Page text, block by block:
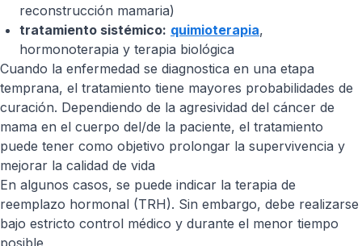
reconstrucción mamaria)
tratamiento sistémico: quimioterapia,
hormonoterapia y terapia biológica
Cuando la enfermedad se diagnostica en una etapa
temprana, el tratamiento tiene mayores probabilidades de
curación. Dependiendo de la agresividad del cáncer de
mama en el cuerpo del/de la paciente, el tratamiento
puede tener como objetivo prolongar la supervivencia y
mejorar la calidad de vida
En algunos casos, se puede indicar la terapia de
reemplazo hormonal (TRH). Sin embargo, debe realizarse
bajo estricto control médico y durante el menor tiempo
posible